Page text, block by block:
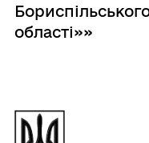
області»»